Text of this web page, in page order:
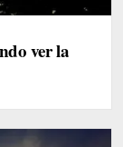
ver la